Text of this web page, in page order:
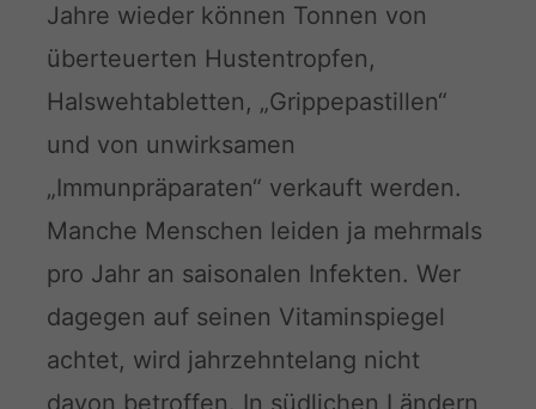
Jahre wieder können Tonnen von
überteuerten Hustentropfen,
Halswehtabletten, „Grippepastillen“
und von unwirksamen
„Immunpräparaten“ verkauft werden.
Manche Menschen leiden ja mehrmals
pro Jahr an saisonalen Infekten. Wer
dagegen auf seinen Vitaminspiegel
achtet, wird jahrzehntelang nicht
davon betroffen. In südlichen Ländern